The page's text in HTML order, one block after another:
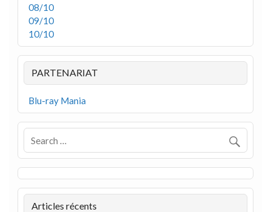
08/10
09/10
10/10
PARTENARIAT
Blu-ray Mania
Articles récents